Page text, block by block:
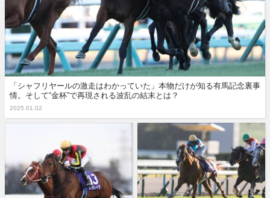
「シャフリヤールの激走はわかっていた」本物だけが知る有馬記念裏事
情。そして“金杯”で再現される波乱の結末とは？
2025.01.02